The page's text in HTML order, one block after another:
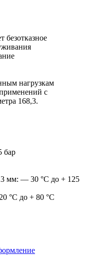
безотказное
нагрузкам
с
168,3.
бар
мм: — 30 °C до + 125
°C до + 80 °C